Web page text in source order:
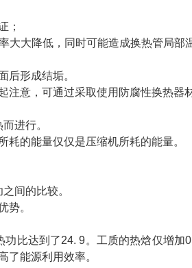
；
大降低，同时可能造成换热管局部
后形成结垢。
意，可通过采取使用防腐性换热器
进行。
的能量仅仅是压缩机所耗的能量。
间的比较。
势。
比达到了24. 9。工质的热焓仅增
了能源利用效率。